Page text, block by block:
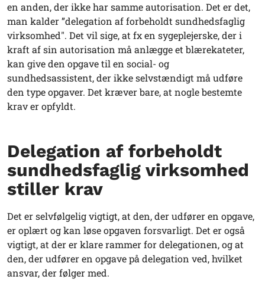
en anden, der ikke har samme autorisation. Det er det,
man kalder ”delegation af forbeholdt sundhedsfaglig
virksomhed". Det vil sige, at fx en sygeplejerske, der i
kraft af sin autorisation må anlægge et blærekateter,
kan give den opgave til en social- og
sundhedsassistent, der ikke selvstændigt må udføre
den type opgaver. Det kræver bare, at nogle bestemte
krav er opfyldt.
Delegation af forbeholdt
sundhedsfaglig virksomhed
stiller krav
Det er selvfølgelig vigtigt, at den, der udfører en opgave,
er oplært og kan løse opgaven forsvarligt. Det er også
vigtigt, at der er klare rammer for delegationen, og at
den, der udfører en opgave på delegation ved, hvilket
ansvar, der følger med.